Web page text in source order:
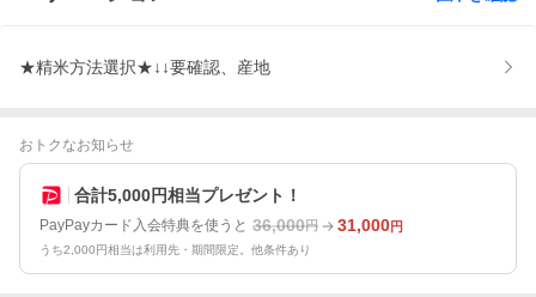
★精米方法選択★↓↓要確認、産地
おトクなお知らせ
合計5,000円相当プレゼント！
PayPayカード入会特典を使うと 36,000円 31,000円
うち2,000円相当は利用先・期間限定。他条件あり